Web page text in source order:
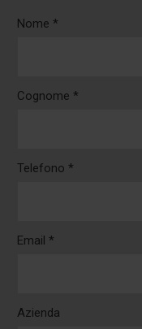
Nome *
Cognome *
Telefono *
Email *
Azienda